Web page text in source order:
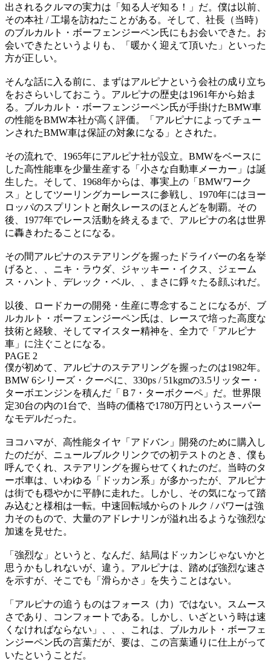
出されるクルマの実力は「知る人ぞ知る！」だ。僕は以前、
その本社 / 工場を訪ねたことがある。そして、社長（当時）
のブルカルト・ボーフェンジーペン氏にもお会いできた。お
会いできたというよりも、「暖かく迎えて頂いた」といった
方が正しい。
そんな話に入る前に、まずはアルピナという会社の成り立ち
をおさらいしておこう。アルピナの歴史は1961年から始ま
る。ブルカルト・ボーフェンジーペン氏が手掛けたBMW車
の性能をBMW本社が高く評価。「アルピナによってチュー
ンされたBMW車は保証の対象になる」とされた。
その流れで、1965年にアルピナ社が設立。BMWをベースに
した高性能車を少量生産する「小さな自動車メーカー」は誕
生した。そして、1968年からは、事実上の「BMWワーク
ス」としてツーリングカーレースに参戦し、1970年にはヨー
ロッパのスプリントと耐久レースのほとんどを制覇。その
後、1977年でレース活動を終えるまで、アルピナの名は世界
に轟きわたることになる。
その間アルピナのステアリングを握ったドライバーの名を挙
げると、、ニキ・ラウダ、ジャッキー・イクス、ジェーム
ス・ハント、デレック・ベル、、まさに錚々たる顔ぶれだ。
以後、ロードカーの開発・生産に専念することになるが、ブ
ルカルト・ボーフェンジーペン氏は、レースで培った高度な
技術と経験、そしてマイスター精神を、全力で「アルピナ
車」に注ぐことになる。
PAGE 2
僕が初めて、アルピナのステアリングを握ったのは1982年。
BMW 6シリーズ・クーペに、330ps / 51kgmの3.5リッター・
ターボエンジンを積んだ「Ｂ7・ターボクーペ」だ。世界限
定30台の内の1台で、当時の価格で1780万円というスーパー
なモデルだった。
ヨコハマが、高性能タイヤ「アドバン」開発のために購入し
たのだが、ニュールブルクリンクでの初テストのとき、僕も
呼んでくれ、ステアリングを握らせてくれたのだ。当時のタ
ーボ車は、いわゆる「ドッカン系」が多かったが、アルピナ
は街でも穏やかに平静に走れた。しかし、その気になって踏
み込むと様相は一転。中速回転域からのトルク / パワーは強
力そのもので、大量のアドレナリンが溢れ出るような強烈な
加速を見せた。
「強烈な」というと、なんだ、結局はドッカンじゃないかと
思うかもしれないが、違う。アルピナは、踏めば強烈な速さ
を示すが、そこでも「滑らかさ」を失うことはない。
「アルピナの追うものはフォース（力）ではない。スムース
さであり、コンフォートである。しかし、いざという時は速
くなければならない」、、、これは、ブルカルト・ボーフェ
ンジーペン氏の言葉だが、要は、この言葉通りに仕上がって
いたということだ。